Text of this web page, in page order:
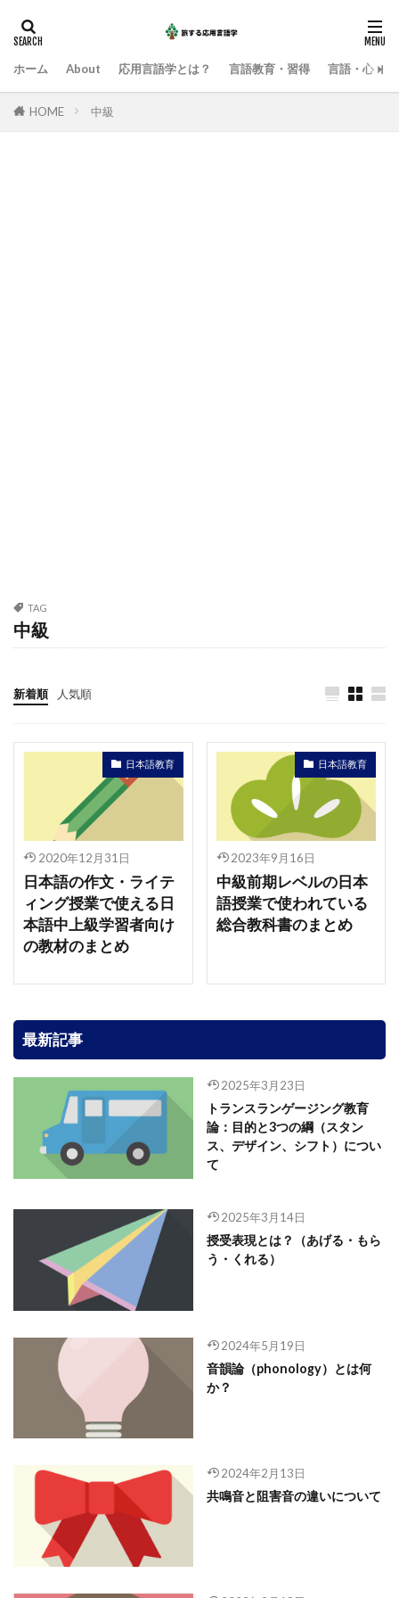
ホーム About 応用言語学とは？ 言語教育・習得 言語・心・
HOME 中級
TAG
中級
新着順 人気順
日本語教育
2020年12月31日
日本語の作文・ライテ
ィング授業で使える日
本語中上級学習者向け
の教材のまとめ
日本語教育
2023年9月16日
中級前期レベルの日本
語授業で使われている
総合教科書のまとめ
最新記事
2025年3月23日
トランスランゲージング教育
論：目的と3つの綱（スタン
ス、デザイン、シフト）につい
て
2025年3月14日
授受表現とは？（あげる・もら
う・くれる）
2024年5月19日
音韻論（phonology）とは何
か？
2024年2月13日
共鳴音と阻害音の違いについて